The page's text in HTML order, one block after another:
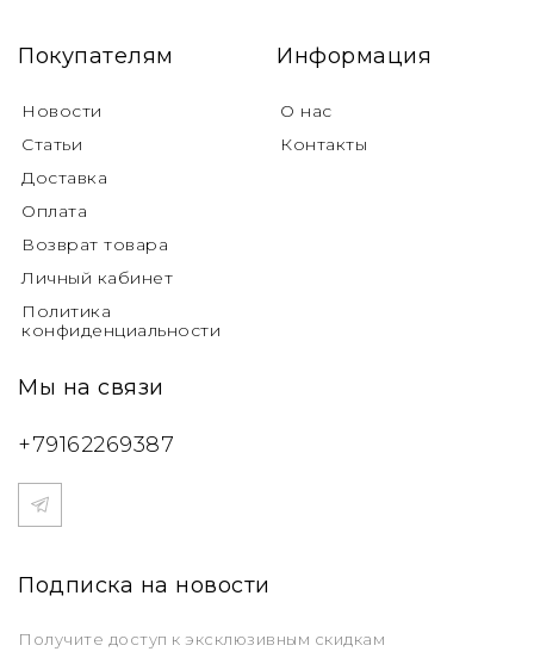
Покупателям
Новости
Статьи
Доставка
Оплата
Возврат товара
Личный кабинет
Политика
конфиденциальности
Информация
О нас
Контакты
Мы на связи
+79162269387
Подписка на новости
Получите доступ к эксклюзивным скидкам